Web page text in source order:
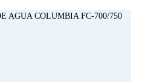
AGUA COLUMBIA FC-700/750